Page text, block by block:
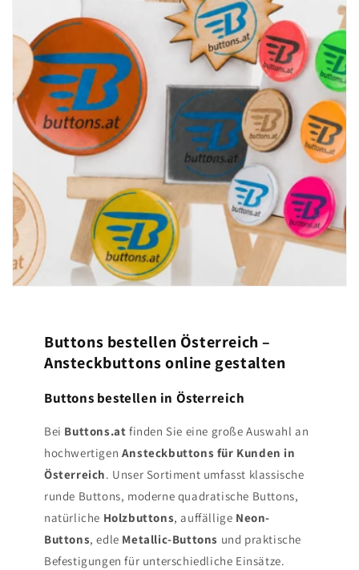
Buttons bestellen Österreich –
Ansteckbuttons online gestalten
Buttons bestellen in Österreich
Bei Buttons.at finden Sie eine große Auswahl an
hochwertigen Ansteckbuttons für Kunden in
Österreich. Unser Sortiment umfasst klassische
runde Buttons, moderne quadratische Buttons,
natürliche Holzbuttons, auffällige Neon-
Buttons, edle Metallic-Buttons und praktische
Befestigungen für unterschiedliche Einsätze.